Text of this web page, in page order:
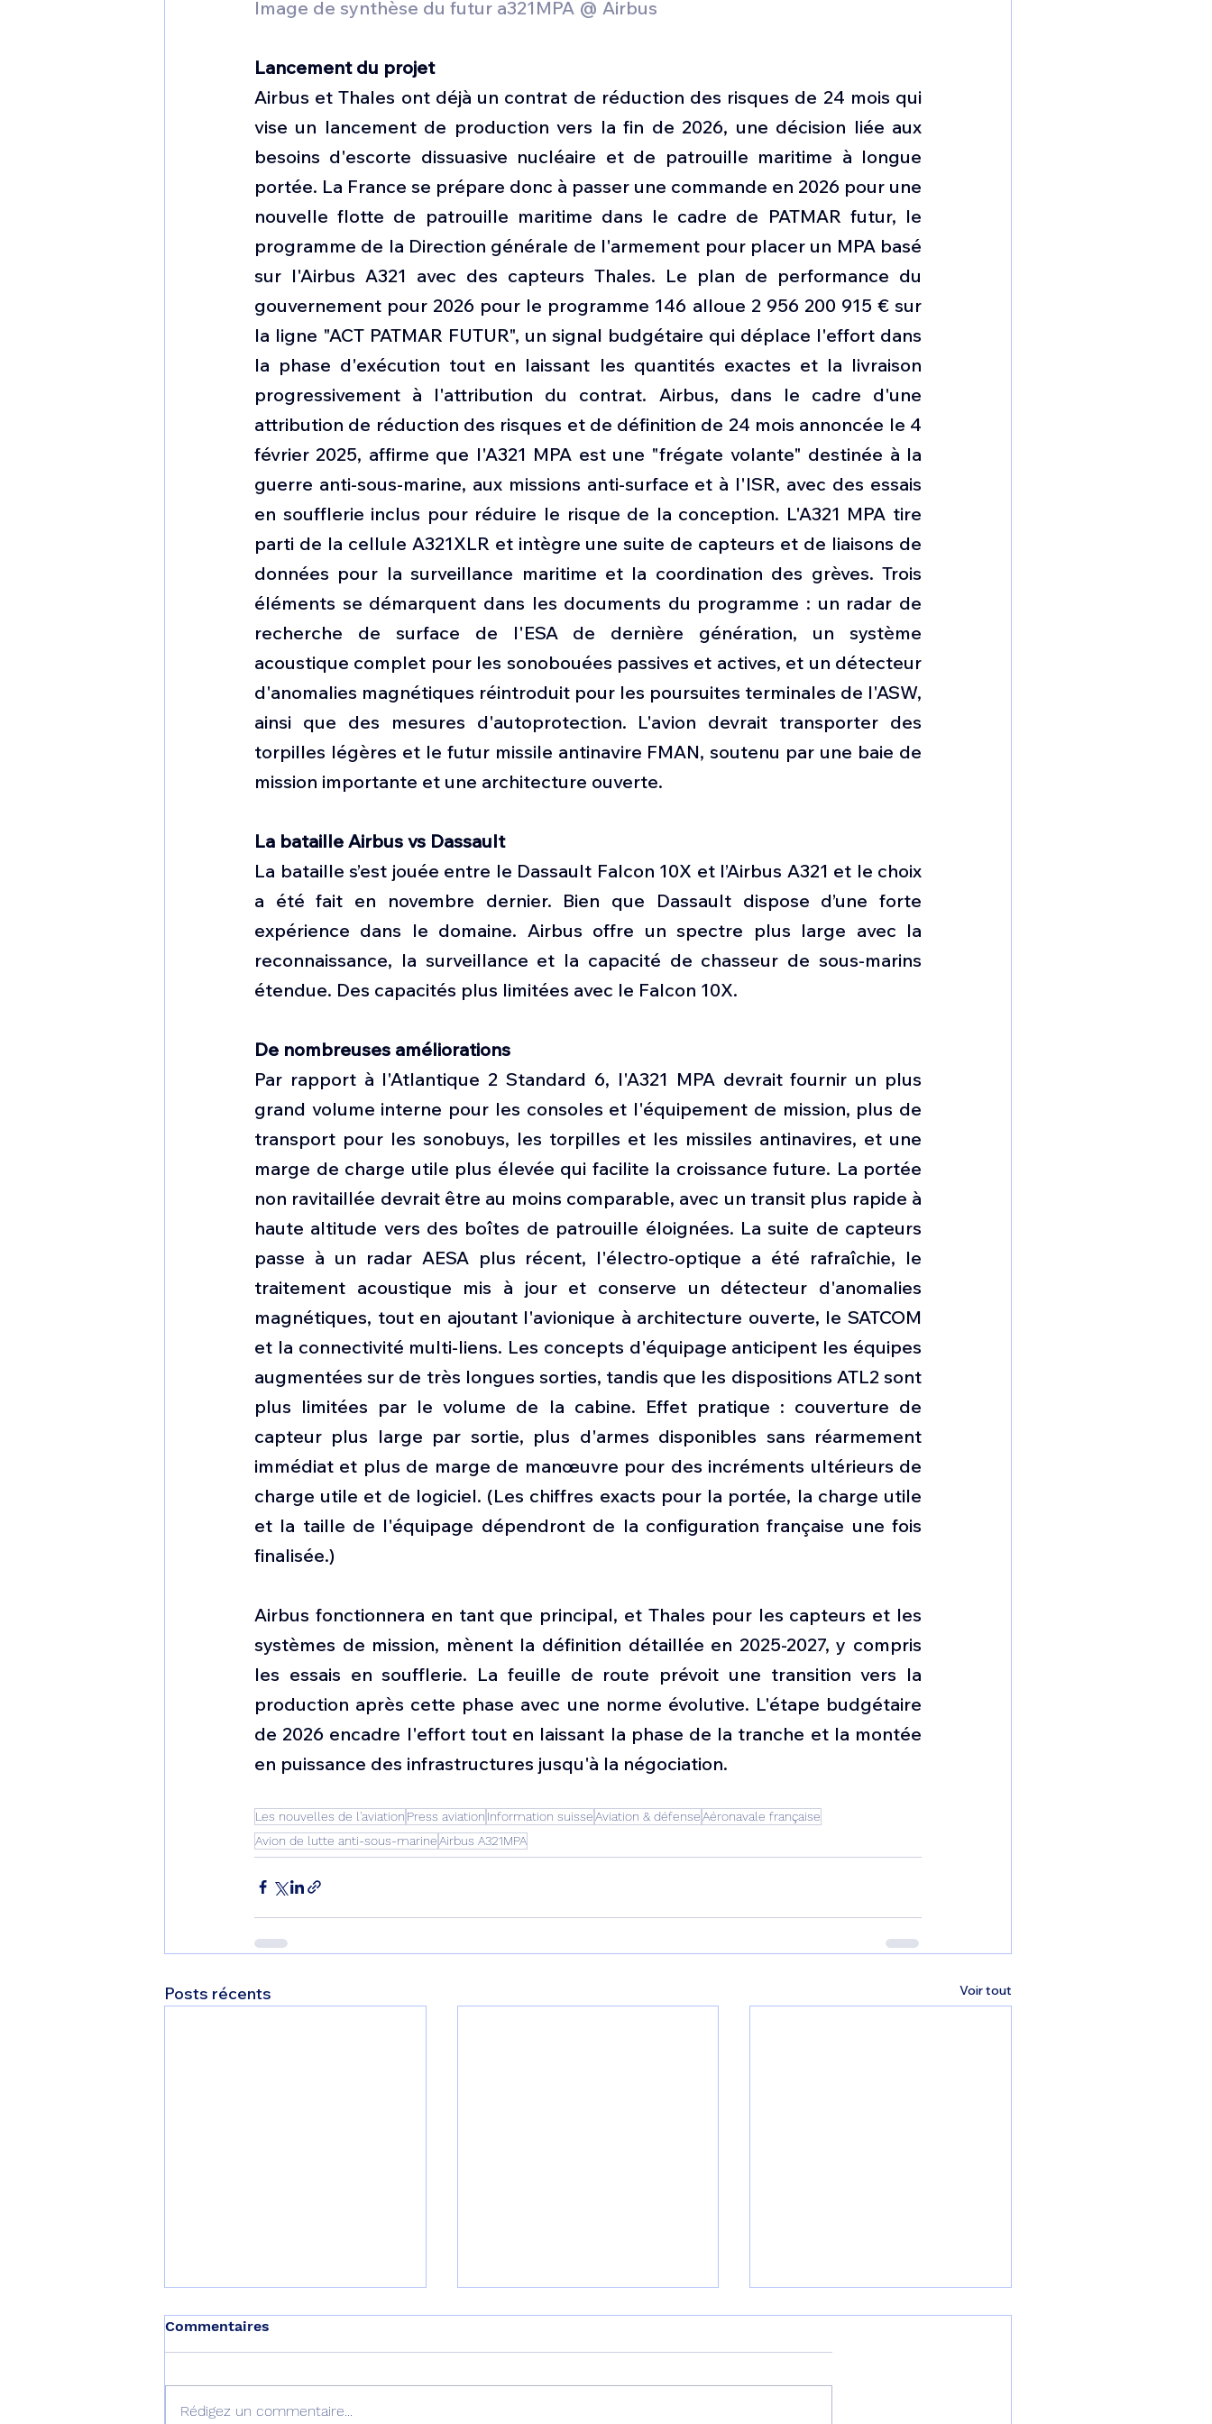
Image de synthèse du futur a321MPA @ Airbus
Lancement du projet
Airbus et Thales ont déjà un contrat de réduction des risques de 24 mois qui
vise un lancement de production vers la fin de 2026, une décision liée aux
besoins d'escorte dissuasive nucléaire et de patrouille maritime à longue
portée. La France se prépare donc à passer une commande en 2026 pour une
nouvelle flotte de patrouille maritime dans le cadre de PATMAR futur, le
programme de la Direction générale de l'armement pour placer un MPA basé
sur l'Airbus A321 avec des capteurs Thales. Le plan de performance du
gouvernement pour 2026 pour le programme 146 alloue 2 956 200 915 € sur
la ligne "ACT PATMAR FUTUR", un signal budgétaire qui déplace l'effort dans
la phase d'exécution tout en laissant les quantités exactes et la livraison
progressivement à l'attribution du contrat. Airbus, dans le cadre d'une
attribution de réduction des risques et de définition de 24 mois annoncée le 4
février 2025, affirme que l'A321 MPA est une "frégate volante" destinée à la
guerre anti-sous-marine, aux missions anti-surface et à l'ISR, avec des essais
en soufflerie inclus pour réduire le risque de la conception. L'A321 MPA tire
parti de la cellule A321XLR et intègre une suite de capteurs et de liaisons de
données pour la surveillance maritime et la coordination des grèves. Trois
éléments se démarquent dans les documents du programme : un radar de
recherche de surface de l'ESA de dernière génération, un système
acoustique complet pour les sonobouées passives et actives, et un détecteur
d'anomalies magnétiques réintroduit pour les poursuites terminales de l'ASW,
ainsi que des mesures d'autoprotection. L'avion devrait transporter des
torpilles légères et le futur missile antinavire FMAN, soutenu par une baie de
mission importante et une architecture ouverte.
La bataille Airbus vs Dassault
La bataille s’est jouée entre le Dassault Falcon 10X et l’Airbus A321 et le choix
a été fait en novembre dernier. Bien que Dassault dispose d’une forte
expérience dans le domaine. Airbus offre un spectre plus large avec la
reconnaissance, la surveillance et la capacité de chasseur de sous-marins
étendue. Des capacités plus limitées avec le Falcon 10X.
De nombreuses améliorations
Par rapport à l'Atlantique 2 Standard 6, l'A321 MPA devrait fournir un plus
grand volume interne pour les consoles et l'équipement de mission, plus de
transport pour les sonobuys, les torpilles et les missiles antinavires, et une
marge de charge utile plus élevée qui facilite la croissance future. La portée
non ravitaillée devrait être au moins comparable, avec un transit plus rapide à
haute altitude vers des boîtes de patrouille éloignées. La suite de capteurs
passe à un radar AESA plus récent, l'électro-optique a été rafraîchie, le
traitement acoustique mis à jour et conserve un détecteur d'anomalies
magnétiques, tout en ajoutant l'avionique à architecture ouverte, le SATCOM
et la connectivité multi-liens. Les concepts d'équipage anticipent les équipes
augmentées sur de très longues sorties, tandis que les dispositions ATL2 sont
plus limitées par le volume de la cabine. Effet pratique : couverture de
capteur plus large par sortie, plus d'armes disponibles sans réarmement
immédiat et plus de marge de manœuvre pour des incréments ultérieurs de
charge utile et de logiciel. (Les chiffres exacts pour la portée, la charge utile
et la taille de l'équipage dépendront de la configuration française une fois
finalisée.)
Airbus fonctionnera en tant que principal, et Thales pour les capteurs et les
systèmes de mission, mènent la définition détaillée en 2025-2027, y compris
les essais en soufflerie. La feuille de route prévoit une transition vers la
production après cette phase avec une norme évolutive. L'étape budgétaire
de 2026 encadre l'effort tout en laissant la phase de la tranche et la montée
en puissance des infrastructures jusqu'à la négociation.
Les nouvelles de l'aviation Press aviation Information suisseAviation & défenseAéronavale française
Avion de lutte anti-sous-marineAirbus A321MPA
Posts récents Voir tout
Commentaires
Rédigez un commentaire...